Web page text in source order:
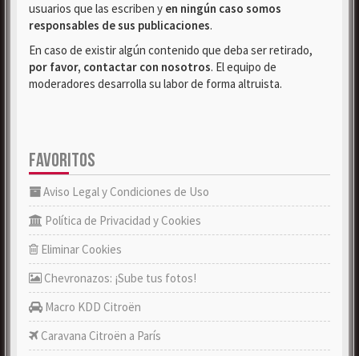
usuarios que las escriben y en ningún caso somos
responsables de sus publicaciones.
En caso de existir algún contenido que deba ser retirado,
por favor, contactar con nosotros. El equipo de
moderadores desarrolla su labor de forma altruista.
FAVORITOS
Aviso Legal y Condiciones de Uso
Política de Privacidad y Cookies
Eliminar Cookies
Chevronazos: ¡Sube tus fotos!
Macro KDD Citroën
Caravana Citroën a París